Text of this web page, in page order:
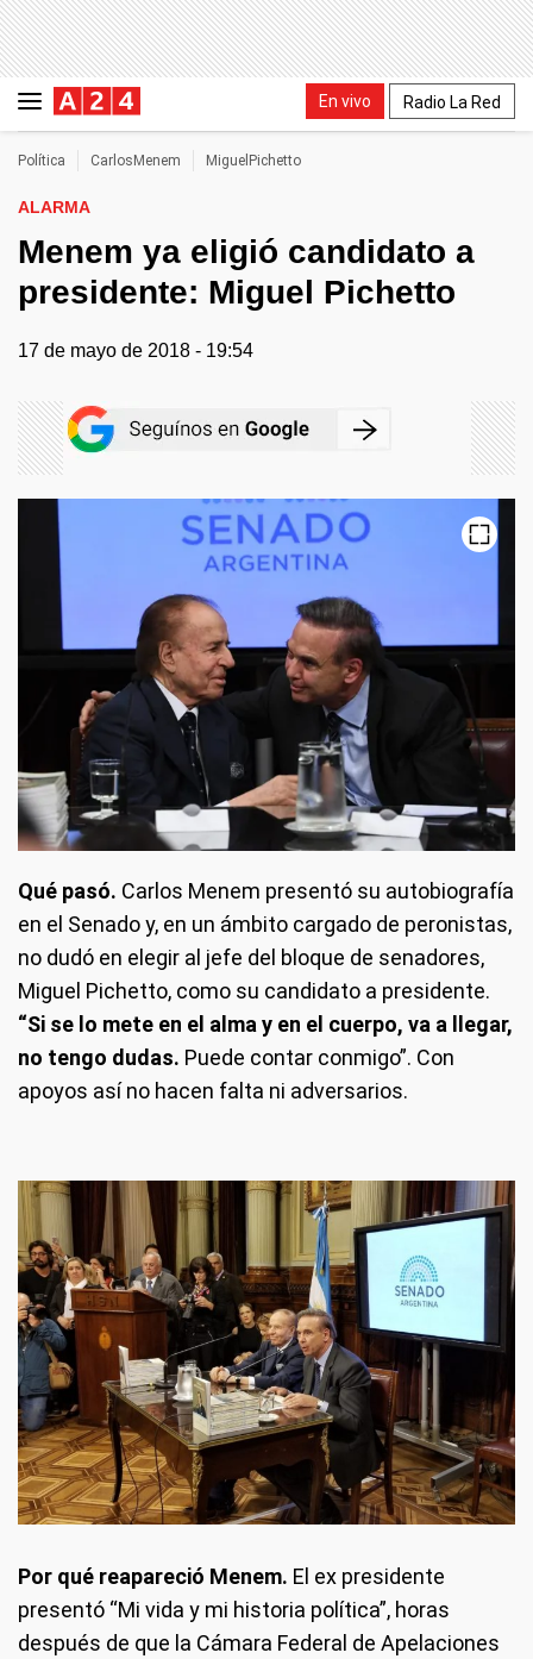
En vivo Radio La Red
Política CarlosMenem MiguelPichetto
ALARMA
Menem ya eligió candidato a
presidente: Miguel Pichetto
17 de mayo de 2018 - 19:54
Qué pasó. Carlos Menem presentó su autobiografía
en el Senado y, en un ámbito cargado de peronistas,
no dudó en elegir al jefe del bloque de senadores,
Miguel Pichetto, como su candidato a presidente.
“Si se lo mete en el alma y en el cuerpo, va a llegar,
no tengo dudas. Puede contar conmigo”. Con
apoyos así no hacen falta ni adversarios.
Por qué reapareció Menem. El ex presidente
presentó “Mi vida y mi historia política”, horas
después de que la Cámara Federal de Apelaciones